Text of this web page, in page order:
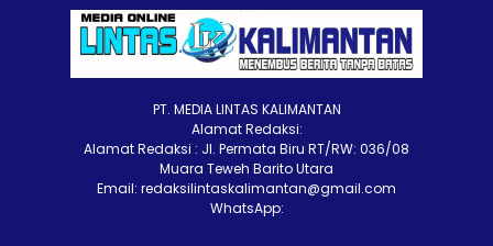
PT. MEDIA LINTAS KALIMANTAN
Alamat Redaksi:
Alamat Redaksi : Jl. Permata Biru RT/RW: 036/08
Muara Teweh Barito Utara
Email: redaksilintaskalimantan@gmail.com
WhatsApp: